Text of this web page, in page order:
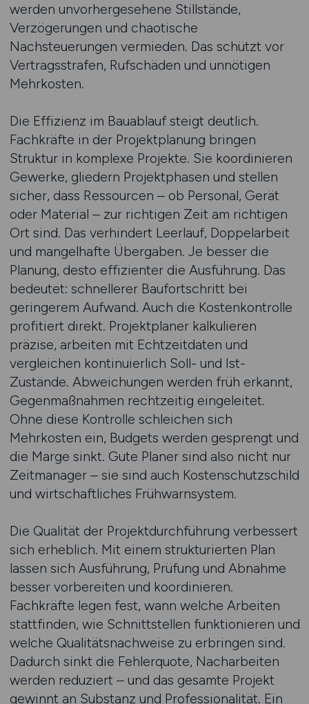
werden unvorhergesehene Stillstände,
Verzögerungen und chaotische
Nachsteuerungen vermieden. Das schützt vor
Vertragsstrafen, Rufschäden und unnötigen
Mehrkosten.
Die Effizienz im Bauablauf steigt deutlich.
Fachkräfte in der Projektplanung bringen
Struktur in komplexe Projekte. Sie koordinieren
Gewerke, gliedern Projektphasen und stellen
sicher, dass Ressourcen – ob Personal, Gerät
oder Material – zur richtigen Zeit am richtigen
Ort sind. Das verhindert Leerlauf, Doppelarbeit
und mangelhafte Übergaben. Je besser die
Planung, desto effizienter die Ausführung. Das
bedeutet: schnellerer Baufortschritt bei
geringerem Aufwand. Auch die Kostenkontrolle
profitiert direkt. Projektplaner kalkulieren
präzise, arbeiten mit Echtzeitdaten und
vergleichen kontinuierlich Soll- und Ist-
Zustände. Abweichungen werden früh erkannt,
Gegenmaßnahmen rechtzeitig eingeleitet.
Ohne diese Kontrolle schleichen sich
Mehrkosten ein, Budgets werden gesprengt und
die Marge sinkt. Gute Planer sind also nicht nur
Zeitmanager – sie sind auch Kostenschutzschild
und wirtschaftliches Frühwarnsystem.
Die Qualität der Projektdurchführung verbessert
sich erheblich. Mit einem strukturierten Plan
lassen sich Ausführung, Prüfung und Abnahme
besser vorbereiten und koordinieren.
Fachkräfte legen fest, wann welche Arbeiten
stattfinden, wie Schnittstellen funktionieren und
welche Qualitätsnachweise zu erbringen sind.
Dadurch sinkt die Fehlerquote, Nacharbeiten
werden reduziert – und das gesamte Projekt
gewinnt an Substanz und Professionalität. Ein